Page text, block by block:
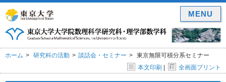
ホーム 研究科の活動 談話会・セミナー
東京無限可積分系セミナー
本文印刷 | 全画面プリント
MENU